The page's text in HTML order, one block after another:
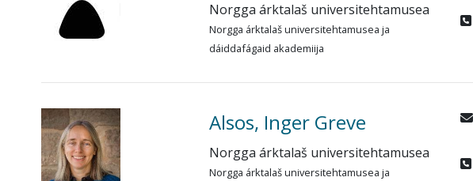
Norgga árktalaš universitehtamusea
Norgga árktalaš universitehtamusea ja
dáiddafágaid akademiija
Alsos, Inger Greve
Norgga árktalaš universitehtamusea
Norgga árktalaš universitehtamusea ja